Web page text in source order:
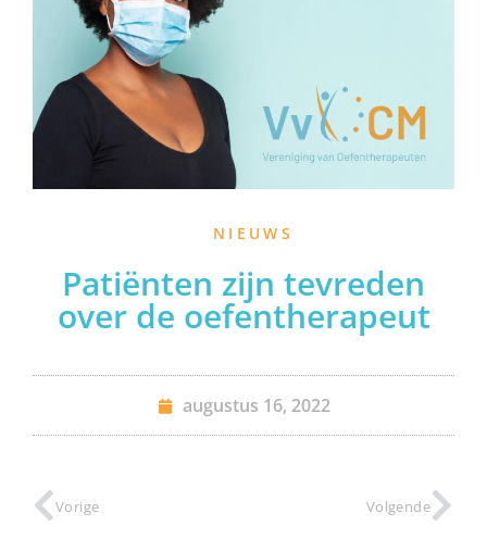
NIEUWS
Patiënten zijn tevreden
over de oefentherapeut
augustus 16, 2022
Vorige Volgende